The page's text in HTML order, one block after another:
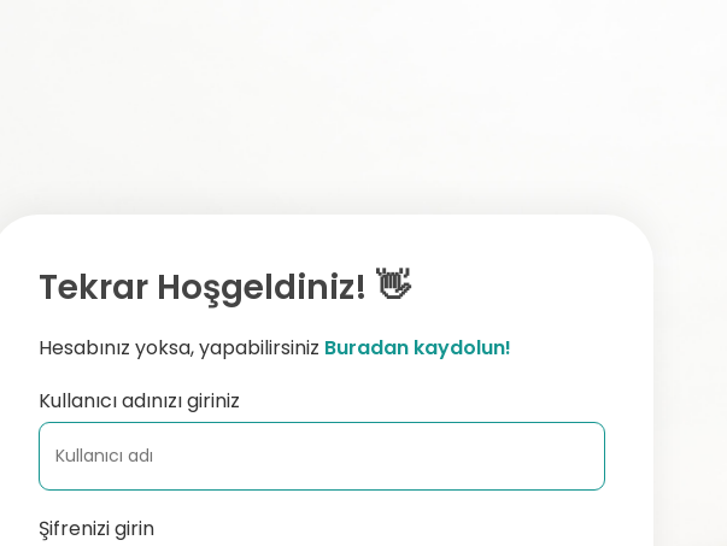
Tekrar Hoşgeldiniz! 👋
Hesabınız yoksa, yapabilirsiniz Buradan kaydolun!
Kullanıcı adınızı giriniz
Şifrenizi girin